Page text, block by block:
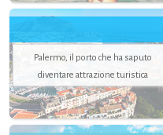
Palermo, il porto che ha saputo
diventare attrazione turistica